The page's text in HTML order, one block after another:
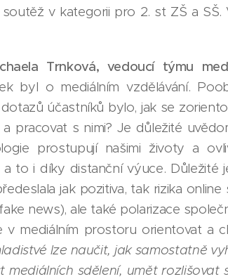
v kategorii pro 2. st ZŠ a
Trnková, vedoucí týmu
byl o mediálním vzdělávání.
účastníků bylo, jak se
pracovat s nimi? Je důležité
prostupují našimi životy a
to i díky distanční výuce. Důležité
jak pozitiva, tak rizika
news), ale také polarizace
v mediálním prostoru orientovat a
lze naučit, jak samostatně
sdělení, umět